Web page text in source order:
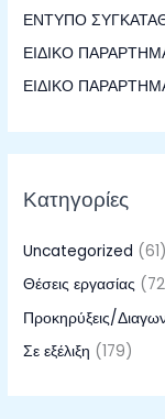
ΕΝΤΥΠΟ
ΕΙΔΙΚΟ
ΕΙΔΙΚΟ
Κατηγορίες
Uncategorized (61)
Θέσεις εργασίας
Προκηρύξεις/
Σε εξέλιξη (179)